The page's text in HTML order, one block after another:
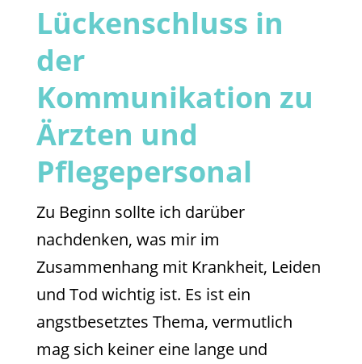
Lückenschluss in
der
Kommunikation zu
Ärzten und
Pflegepersonal
Zu Beginn sollte ich darüber
nachdenken, was mir im
Zusammenhang mit Krankheit, Leiden
und Tod wichtig ist. Es ist ein
angstbesetztes Thema, vermutlich
mag sich keiner eine lange und